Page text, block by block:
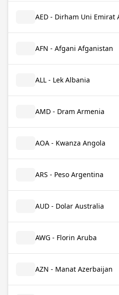
AED - Dirham Uni Emirat
AFN - Afgani Afganistan
ALL - Lek Albania
AMD - Dram Armenia
AOA - Kwanza Angola
ARS - Peso Argentina
AUD - Dolar Australia
AWG - Florin Aruba
AZN - Manat Azerbaijan